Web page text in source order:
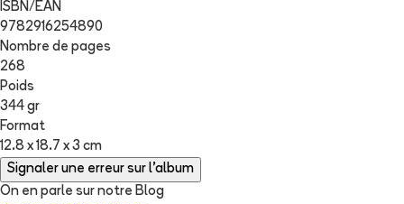
ISBN/EAN
9782916254890
Nombre de pages
268
Poids
344 gr
Format
12.8 x 18.7 x 3 cm
Signaler une erreur sur l'album
On en parle sur notre Blog